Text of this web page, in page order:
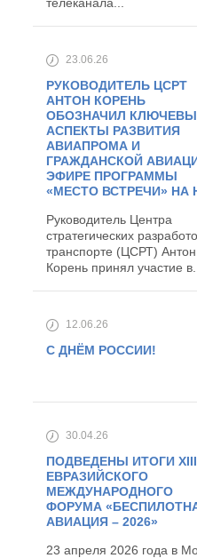
23.06.26
РУКОВОДИТЕЛЬ ЦСРТ
АНТОН КОРЕНЬ
ОБОЗНАЧИЛ
АСПЕКТЫ РАЗВИТИЯ
АВИАПРОМА И
ГРАЖДАНСКОЙ
ЭФИРЕ ПРОГРАММЫ
«МЕСТО ВСТРЕЧИ» НА
Руководитель Центра
стратегических
транспорте (ЦСРТ) Антон
Корень принял участие в...
12.06.26
С ДНЁМ РОССИИ!
30.04.26
ПОДВЕДЕНЫ ИТОГИ XIII
ЕВРАЗИЙСКОГО
МЕЖДУНАРОДНОГО
ФОРУМА
АВИАЦИЯ – 2026»
23 апреля 2026 года в